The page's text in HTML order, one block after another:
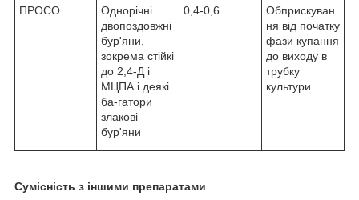
ПРОСО
Однорічні
двопоздовжні
бур'яни,
зокрема стійкі
до 2,4-Д і
МЦПА і деякі
ба-гатори
злакові
бур'яни
0,4-0,6
Обприскуван
ня від початку
фази купання
до виходу в
трубку
культури
Сумісність з іншими препаратами